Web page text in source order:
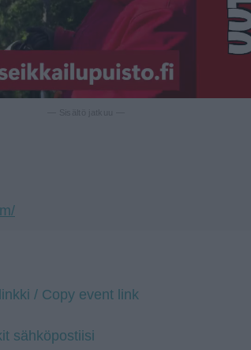
/ Copy event link
sähköpostiisi